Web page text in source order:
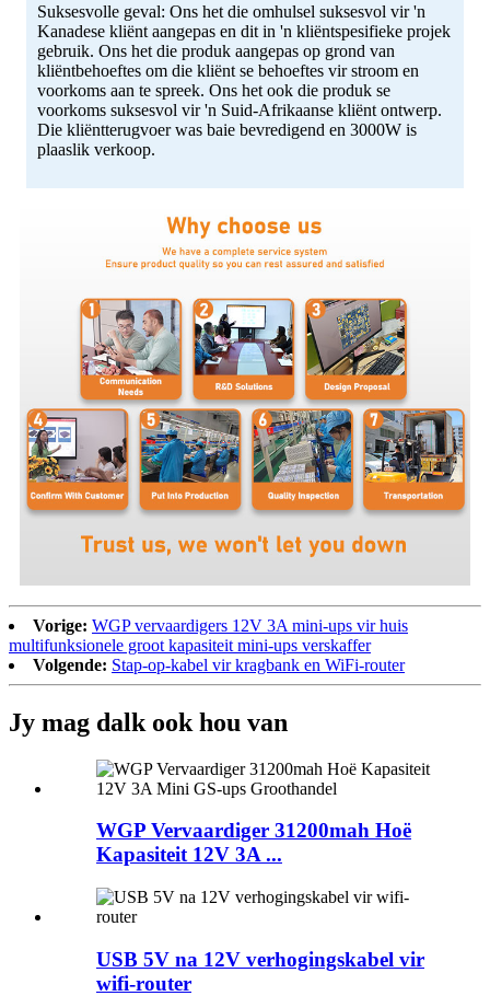
Suksesvolle geval: Ons het die omhulsel suksesvol vir 'n
Kanadese kliënt aangepas en dit in 'n kliëntspesifieke projek
gebruik. Ons het die produk aangepas op grond van
kliëntbehoeftes om die kliënt se behoeftes vir stroom en
voorkoms aan te spreek. Ons het ook die produk se
voorkoms suksesvol vir 'n Suid-Afrikaanse kliënt ontwerp.
Die kliëntterugvoer was baie bevredigend en 3000W is
plaaslik verkoop.
Vorige: WGP vervaardigers 12V 3A mini-ups vir huis
multifunksionele groot kapasiteit mini-ups verskaffer
Volgende: Stap-op-kabel vir kragbank en WiFi-router
Jy mag dalk ook hou van
WGP Vervaardiger 31200mah Hoë
Kapasiteit 12V 3A ...
USB 5V na 12V verhogingskabel vir
wifi-router